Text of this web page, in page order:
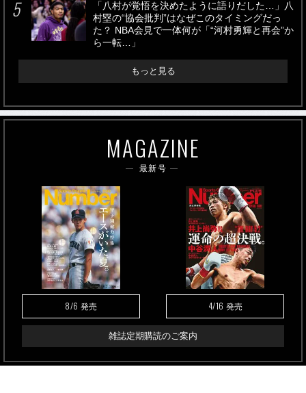
「八村が覚悟を決めたように語りだした…」八
村塁の“協会批判”はなぜこのタイミングだっ
た？ NBA会見で一体何が「“河村勇輝と再会”か
ら一転…」
もっと見る
MAGAZINE
最新号
8/6 発売 4/16 発売
雑誌定期購読のご案内